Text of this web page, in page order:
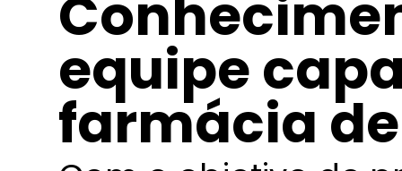
equipe
farmácia